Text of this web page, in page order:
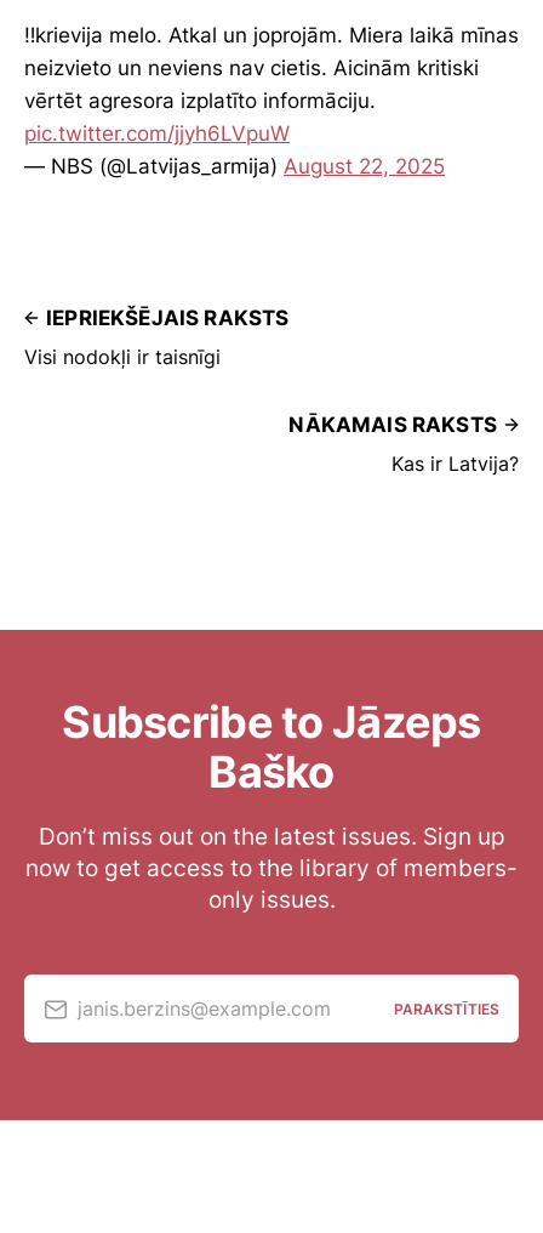
‼️krievija melo. Atkal un joprojām. Miera laikā mīnas
neizvieto un neviens nav cietis. Aicinām kritiski
vērtēt agresora izplatīto informāciju.
pic.twitter.com/jjyh6LVpuW
— NBS (@Latvijas_armija) August 22, 2025
IEPRIEKŠĒJAIS RAKSTS
Visi nodokļi ir taisnīgi
NĀKAMAIS RAKSTS
Kas ir Latvija?
Subscribe to Jāzeps
Baško
Don’t miss out on the latest issues. Sign up
now to get access to the library of members-
only issues.
janis.berzins@example.com PARAKSTĪTIES